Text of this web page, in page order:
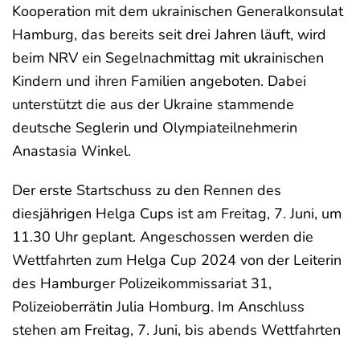
Kooperation mit dem ukrainischen Generalkonsulat
Hamburg, das bereits seit drei Jahren läuft, wird
beim NRV ein Segelnachmittag mit ukrainischen
Kindern und ihren Familien angeboten. Dabei
unterstützt die aus der Ukraine stammende
deutsche Seglerin und Olympiateilnehmerin
Anastasia Winkel.
Der erste Startschuss zu den Rennen des
diesjährigen Helga Cups ist am Freitag, 7. Juni, um
11.30 Uhr geplant. Angeschossen werden die
Wettfahrten zum Helga Cup 2024 von der Leiterin
des Hamburger Polizeikommissariat 31,
Polizeioberrätin Julia Homburg. Im Anschluss
stehen am Freitag, 7. Juni, bis abends Wettfahrten